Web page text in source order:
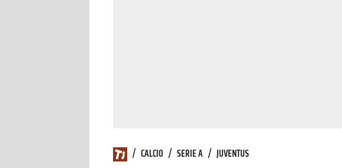
/ CALCIO / SERIE A / JUVENTUS